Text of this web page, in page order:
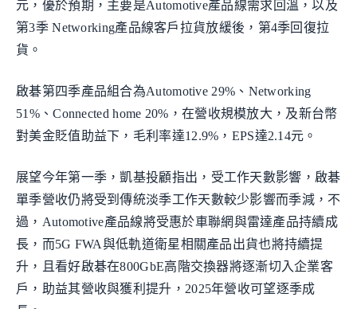
元，優於預期，主要是Automotive產品線需求回溫，以及
第3季 Networking產品線客戶拉貨放緩後，第4季回復拉
貨。
啟碁第四季產品組合為Automotive 29%、Networking
51%、Connected home 20%，在營收規模放大，及新台幣
對美金貶值助益下，毛利率達12.9%，EPS達2.14元。
展望今年第一季，凱基投顧指出，受工作天數影響，啟碁
單季營收仍將受到傳統淡季工作天數較少影響而季減，不
過，Automotive產品線將受惠於車聯網與雷達產品持續成
長，而5G FWA與低軌道衛星相關產品出貨也將持續提
升，且看好啟碁在800GbE高階交換器將逐漸切入企業客
戶，助益其營收與獲利提升，2025年營收可望逐季成